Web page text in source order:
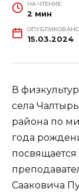
НА ЧТЕНИЕ
2 мин
ОПУБЛИКОВАНО
15.03.2024
В
села
района по
года
Сааковича